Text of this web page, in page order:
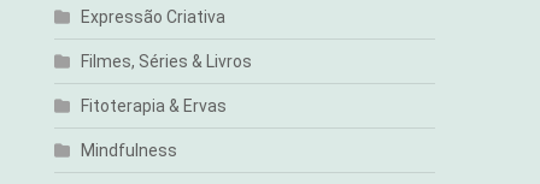
Expressão Criativa
Filmes, Séries & Livros
Fitoterapia & Ervas
Mindfulness